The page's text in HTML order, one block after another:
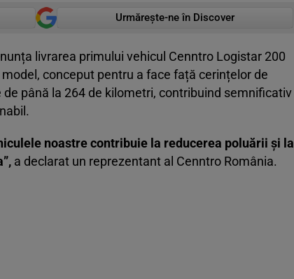
Urmărește-ne în Discover
livrarea primului vehicul Cenntro Logistar 200
conceput pentru a face față cerințelor de
până la 264 de kilometri, contribuind semnificativ
noastre contribuie la reducerea poluării și la
a declarat un reprezentant al Cenntro România.